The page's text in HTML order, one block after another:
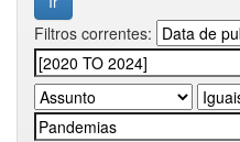
Filtros correntes: